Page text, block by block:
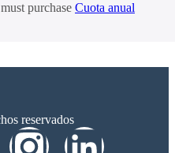
purchase Cuota anual
reservados